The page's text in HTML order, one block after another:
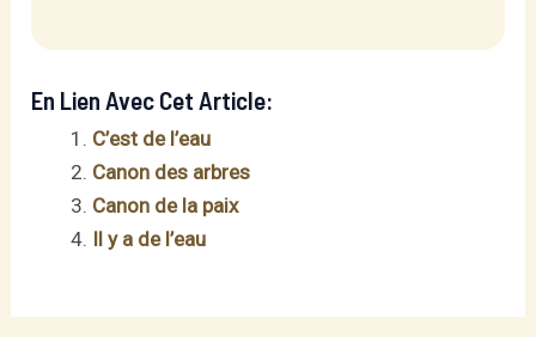
En Lien Avec Cet Article:
C’est de l’eau
Canon des arbres
Canon de la paix
Il y a de l’eau